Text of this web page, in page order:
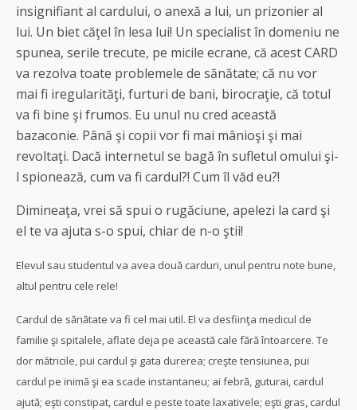
insignifiant al cardului, o anexă a lui, un prizonier al
lui. Un biet căţel în lesa lui! Un specialist în domeniu ne
spunea, serile trecute, pe micile ecrane, că acest CARD
va rezolva toate problemele de sănătate; că nu vor
mai fi iregularităţi, furturi de bani, birocraţie, că totul
va fi bine şi frumos. Eu unul nu cred această
bazaconie. Până şi copii vor fi mai mânioşi şi mai
revoltaţi. Dacă internetul se bagă în sufletul omului şi-
l spionează, cum va fi cardul?! Cum îl văd eu?!
Dimineaţa, vrei să spui o rugăciune, apelezi la card şi
el te va ajuta s-o spui, chiar de n-o ştii!
Elevul sau studentul va avea două carduri, unul pentru note bune,
altul pentru cele rele!
Cardul de sănătate va fi cel mai util. El va desfiinţa medicul de
familie şi spitalele, aflate deja pe această cale fără întoarcere. Te
dor mătricile, pui cardul şi gata durerea; creşte tensiunea, pui
cardul pe inimă şi ea scade instantaneu; ai febră, guturai, cardul
ajută; eşti constipat, cardul e peste toate laxativele; eşti gras, cardul